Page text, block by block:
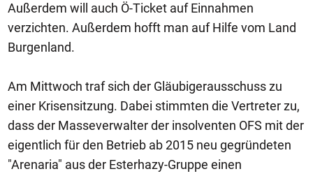
Außerdem will auch Ö-Ticket auf Einnahmen
verzichten. Außerdem hofft man auf Hilfe vom Land
Burgenland.
Am Mittwoch traf sich der Gläubigerausschuss zu
einer Krisensitzung. Dabei stimmten die Vertreter zu,
dass der Masseverwalter der insolventen OFS mit der
eigentlich für den Betrieb ab 2015 neu gegründeten
"Arenaria" aus der Esterhazy-Gruppe einen